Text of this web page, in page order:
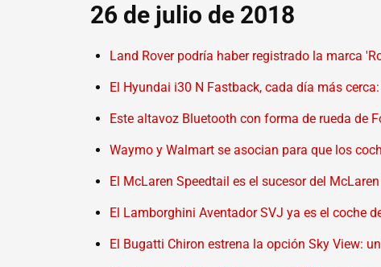
26 de julio de 2018
Land Rover podría haber registrado la marca
El Hyundai i30 N Fastback, cada día más
Este altavoz Bluetooth con forma de rueda de
Waymo y Walmart se asocian para que los
El McLaren Speedtail es el sucesor del
El Lamborghini Aventador SVJ ya es el coche
El Bugatti Chiron estrena la opción Sky View: